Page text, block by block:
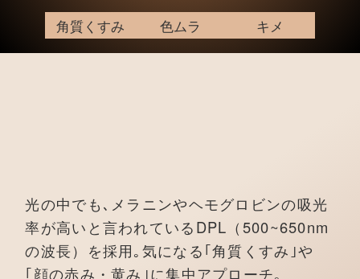
角質くすみ 色ムラ キメ
光の中でも､メラニンやヘモグロビンの吸光
率が高いと言われているDPL（500~650nm
の波長）を採用｡気になる｢角質くすみ｣や
｢顔の赤み・黄み｣に集中アプローチ｡